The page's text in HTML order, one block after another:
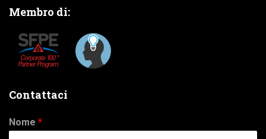
Membro di:
Contattaci
Nome *